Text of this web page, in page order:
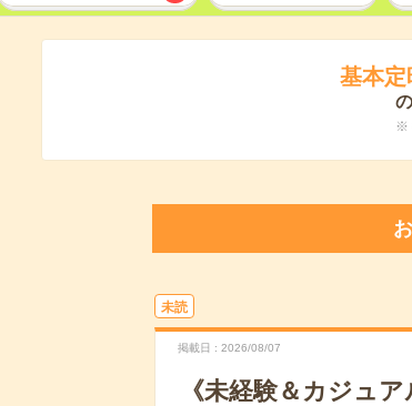
基本定
※
未読
掲載日 2026/08/07
《未経験＆カジュ